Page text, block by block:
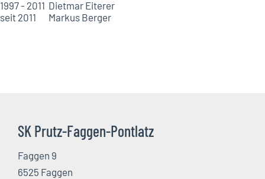
1997 - 2011 Dietmar Eiterer
seit 2011 Markus Berger
SK Prutz-Faggen-Pontlatz
Faggen 9
6525 Faggen